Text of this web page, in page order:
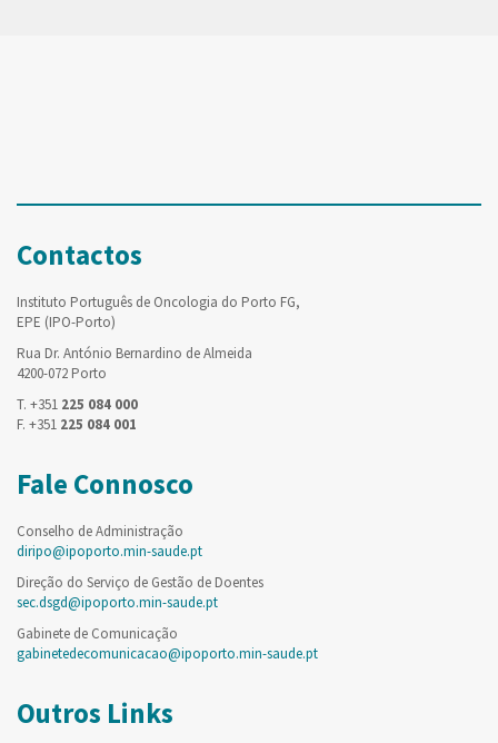
Contactos
Instituto Português de Oncologia do Porto FG,
EPE (IPO-Porto)
Rua Dr. António Bernardino de Almeida
4200-072 Porto
T. +351 225 084 000
F. +351 225 084 001
Fale Connosco
Conselho de Administração
diripo@ipoporto.min-saude.pt
Direção do Serviço de Gestão de Doentes
sec.dsgd@ipoporto.min-saude.pt
Gabinete de Comunicação
gabinetedecomunicacao@ipoporto.min-saude.pt
Outros Links